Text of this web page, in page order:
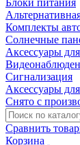
Блоки питания
Комплекты
Солнечные
Аксессуары
Сигнализация
Аксессуары
Снято с
Сравнить
Корзина